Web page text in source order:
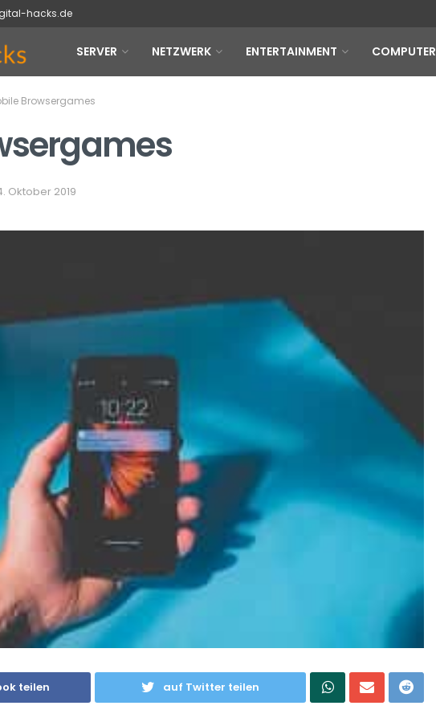
hacks.de
SERVER NETZWERK ENTERTAINMENT COMPUTER
Browsergames
Oktober 2019
teilen auf Twitter teilen